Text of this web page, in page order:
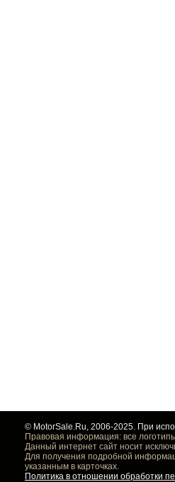
© MotorSale.Ru, 2006-2025. При
Правовая информация: все
Данный интернет сайт носит
Для получения подробной
указанным в карточках.
Политика в отношении обработки